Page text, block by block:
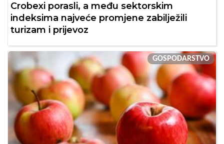
Crobexi porasli, a među sektorskim
indeksima najveće promjene zabilježili
turizam i prijevoz
GOSPODARSTVO